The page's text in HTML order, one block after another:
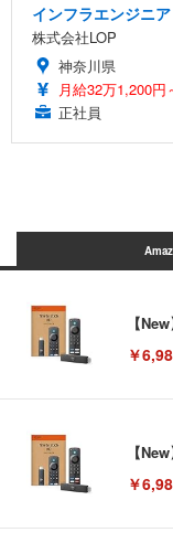
インフラエンジニ
株式会社LOP
神奈川県
月給32万1,200円
正社員
【
￥
【
￥